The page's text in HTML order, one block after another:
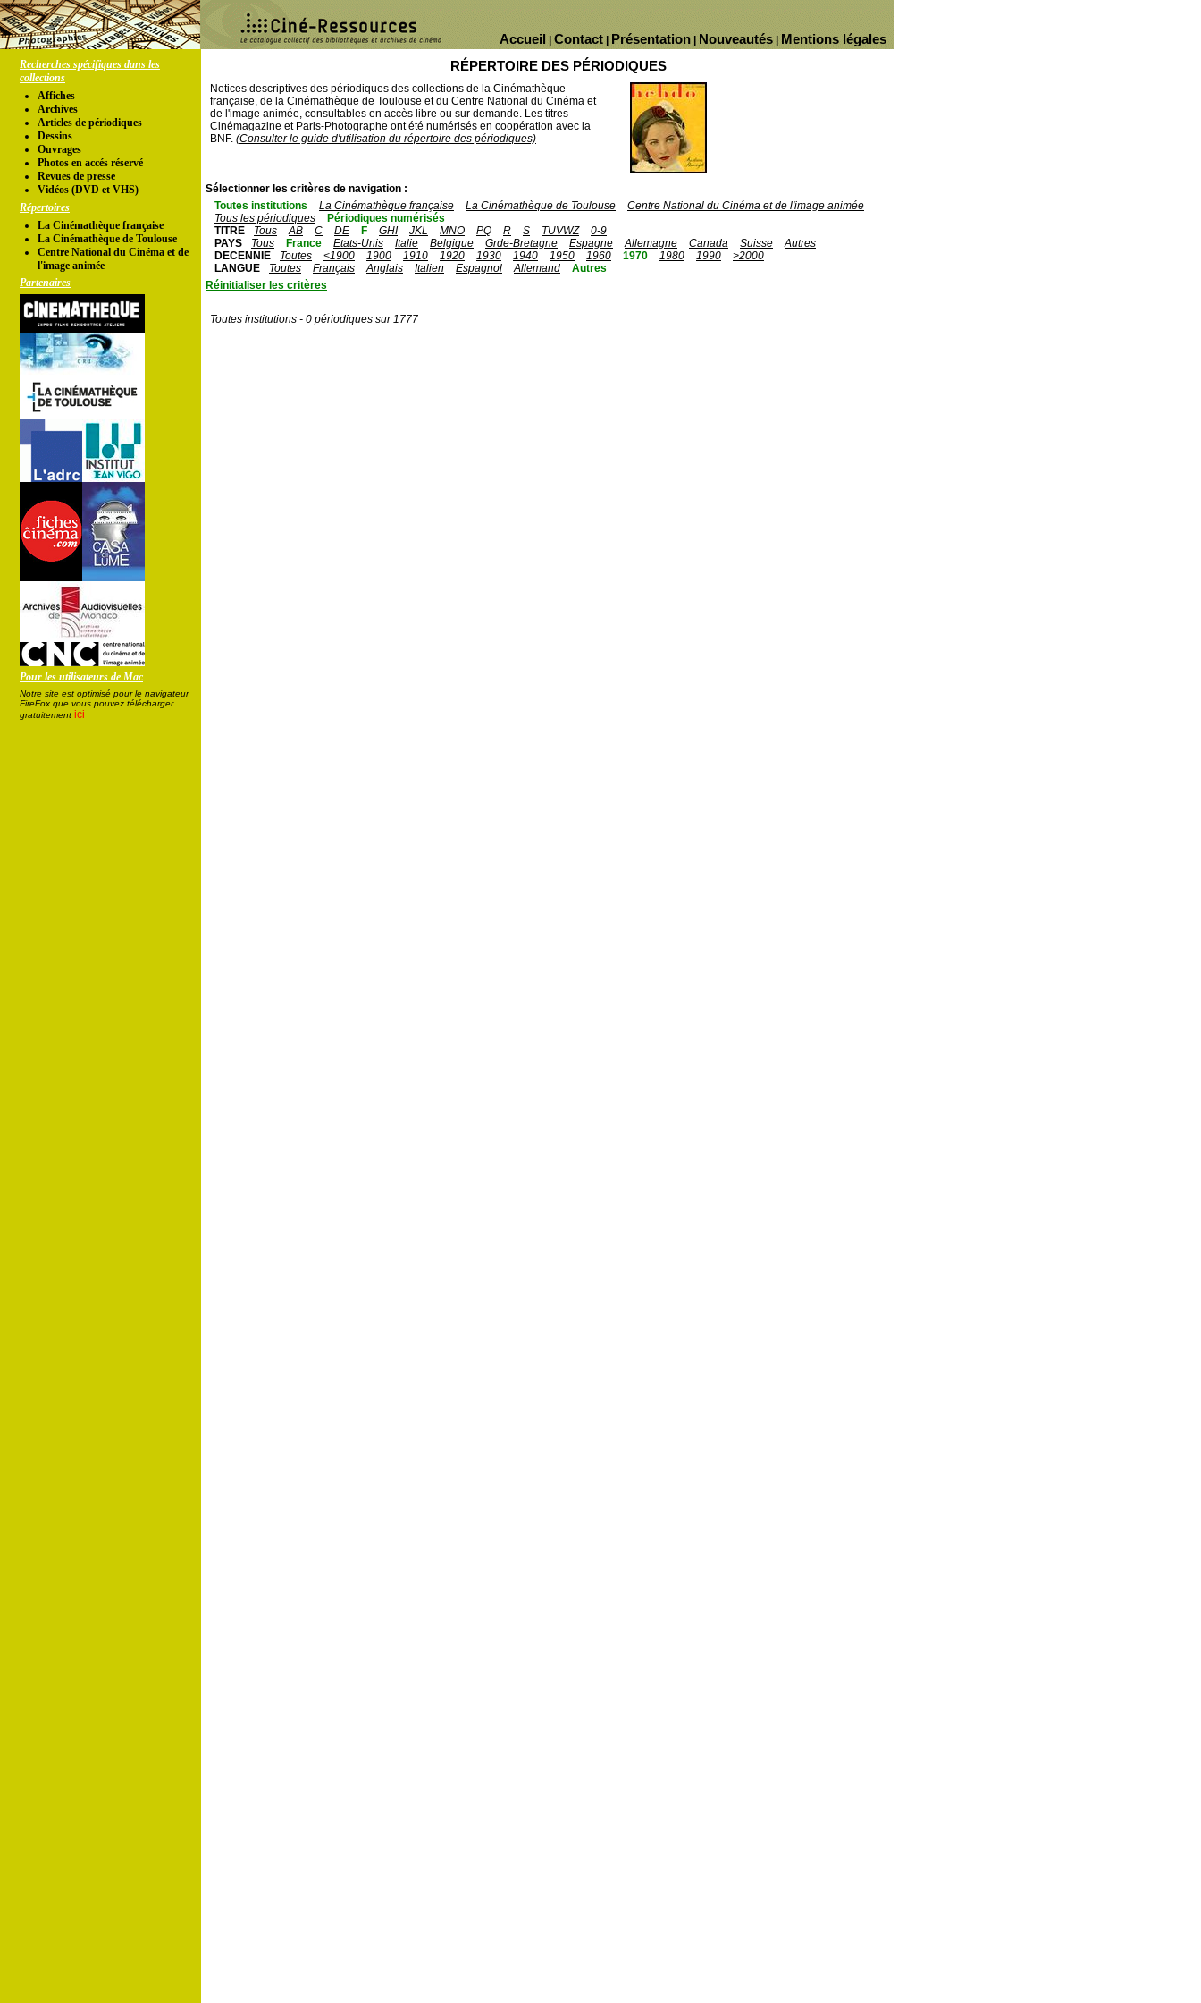
Mentions légales
Nouveautés
Présentation
Contact
Accueil
Recherches spécifiques dans les
collections
Affiches
Archives
Articles de périodiques
Dessins
Ouvrages
Photos en accés réservé
Revues de presse
Vidéos (DVD et VHS)
Répertoires
La Cinémathèque française
La Cinémathèque de Toulouse
Centre National du Cinéma et de
l'image animée
Partenaires
Pour les utilisateurs de Mac
Notre site est optimisé pour le navigateur
FireFox que vous pouvez télécharger
gratuitement ici
RÉPERTOIRE DES PÉRIODIQUES
Notices descriptives des périodiques des collections de la Cinémathèque
française, de la Cinémathèque de Toulouse et du Centre National du Cinéma et
de l'image animée, consultables en accès libre ou sur demande. Les titres
Cinémagazine et Paris-Photographe ont été numérisés en coopération avec la
BNF. (Consulter le guide d'utilisation du répertoire des périodiques)
Sélectionner les critères de navigation :
Toutes institutions
La Cinémathèque française La Cinémathèque de Toulouse
Centre National du Cinéma et de l'image animée
Tous les périodiques
Périodiques numérisés
TITRE
Tous AB C DE F GHI JKL MNO PQ R S TUVWZ
0-9
PAYS
Tous France Etats-Unis Italie Belgique Grde-Bretagne Espagne Allemagne Canada Suisse
Autres
DECENNIE
Toutes <1900 1900 1910 1920 1930 1940 1950 1960 1970 1980 1990
>2000
LANGUE
Toutes Français Anglais Italien Espagnol Allemand
Autres
Réinitialiser les critères
Toutes institutions - 0 périodiques sur 1777